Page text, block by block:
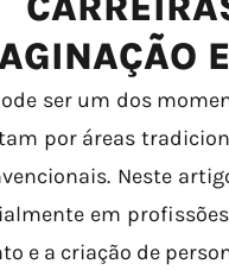
ser um dos
por áreas
Neste
em
e a criação de